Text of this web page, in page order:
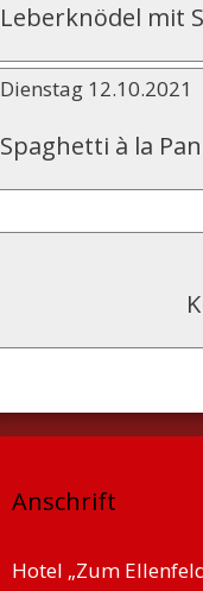
Leberknödel mit
Dienstag 12.10.2021
Spaghetti à la
Anschrift
Hotel „Zum